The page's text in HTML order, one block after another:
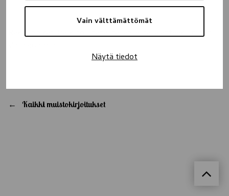
Vain välttämättömät
Näytä tiedot
Rakas poikani isä,kiitos ihanasta lapsesta ja anteeksi miten
Kaikki muistokirjoitukset